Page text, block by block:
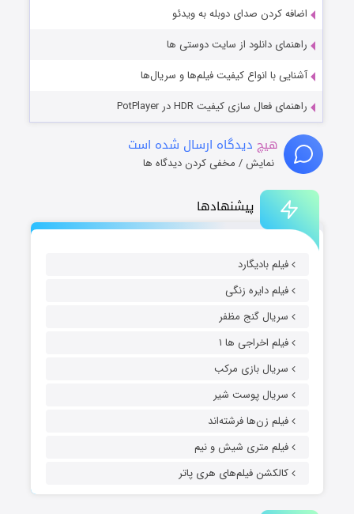
پیشنهادها
فیلم بادیگارد
فیلم دایره زنگی
سریال گنج مظفر
فیلم اخراجی ها ۱
سریال بازی مرکب
سریال پوست شیر
فیلم زن‌ها فرشته‌اند
فیلم متری شیش و نیم
کالکشن فیلم‌های هری پاتر
اضافه کردن صدای دوبله به ویدئو
راهنمای دانلود از سایت دوستی ها
آشنایی با انواع کیفیت فیلم‌ها و سریال‌ها
راهنمای فعال سازی کیفیت HDR در PotPlayer
هیچ دیدگاه ارسال شده است
نمایش / مخفی کردن دیدگاه ها